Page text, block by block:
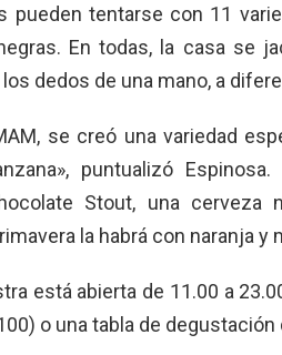
pueden tentarse con 11
En todas, la casa se
dedos de una mano, a
se creó una variedad
puntualizó
Stout, una
la habrá con naranja y
está abierta de 11.00 a
o una tabla de